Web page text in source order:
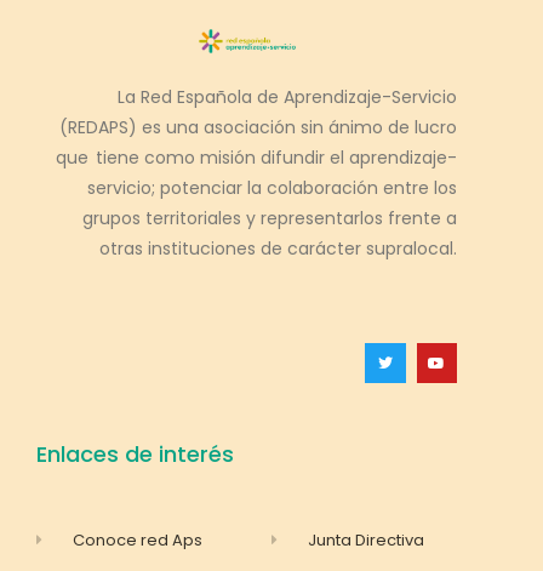
La Red Española de Aprendizaje-Servicio
(REDAPS) es una asociación sin ánimo de lucro
que tiene como misión difundir el aprendizaje-
servicio; potenciar la colaboración entre los
grupos territoriales y representarlos frente a
otras instituciones de carácter supralocal.
Enlaces de interés
Conoce red Aps Junta Directiva